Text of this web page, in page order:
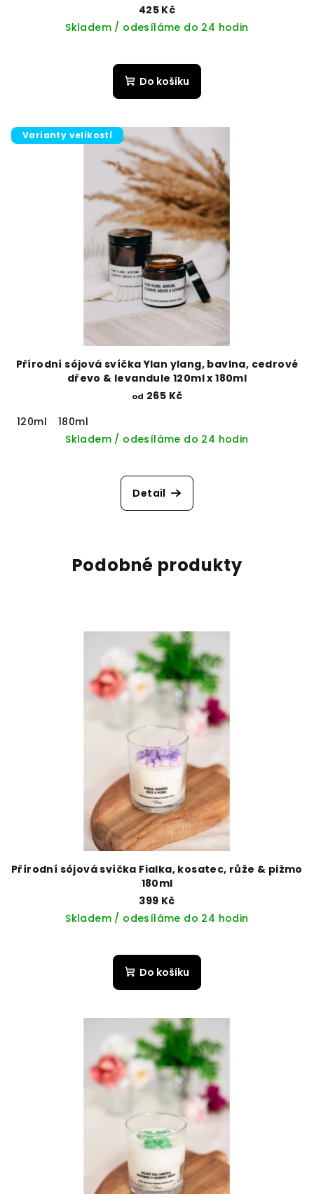
425 Kč
Skladem / odesíláme do 24 hodin
Do košíku
Varianty velikostí
Přírodní sójová svíčka Ylan ylang, bavlna, cedrové
dřevo & levandule 120ml x 180ml
od 265 Kč
120ml
180ml
Skladem / odesíláme do 24 hodin
Detail
Podobné produkty
Přírodní sójová svíčka Fialka, kosatec, růže & pižmo
180ml
399 Kč
Skladem / odesíláme do 24 hodin
Do košíku